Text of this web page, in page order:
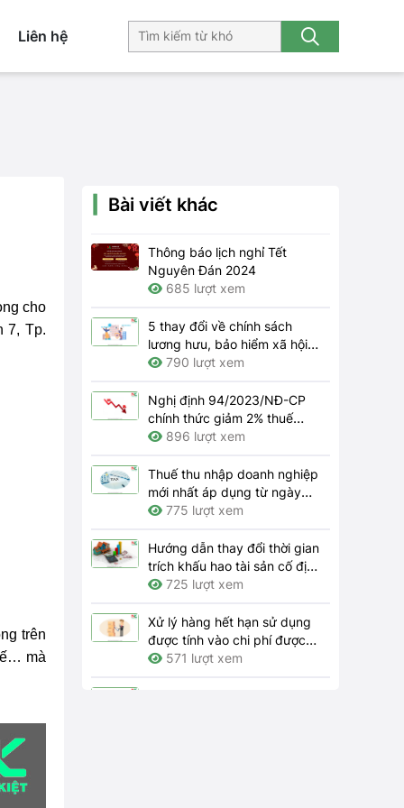
Liên hệ
cho
7, Tp.
trên
mà
Bài viết khác
Thông báo lịch nghỉ Tết
Nguyên Đán 2024
685 lượt xem
5 thay đổi về chính sách
lương hưu, bảo hiểm xã hội
năm 2024
790 lượt xem
Nghị định 94/2023/NĐ-CP
chính thức giảm 2% thuế
GTGT 2024
896 lượt xem
Thuế thu nhập doanh nghiệp
mới nhất áp dụng từ ngày
01/7/2023
775 lượt xem
Hướng dẫn thay đổi thời gian
trích khấu hao tài sản cố định
theo quy định hiện hành như
725 lượt xem
Xử lý hàng hết hạn sử dụng
được tính vào chi phí được
trừ khi tính thuế thu nhập
571 lượt xem